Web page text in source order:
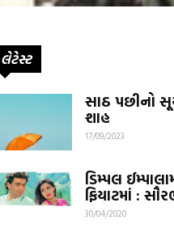
લેટેસ્ટ
સાઠ પછીનો
શાહ
17/09/2023
ડિમ્પલ
ફિયાટમાં :
30/04/2020